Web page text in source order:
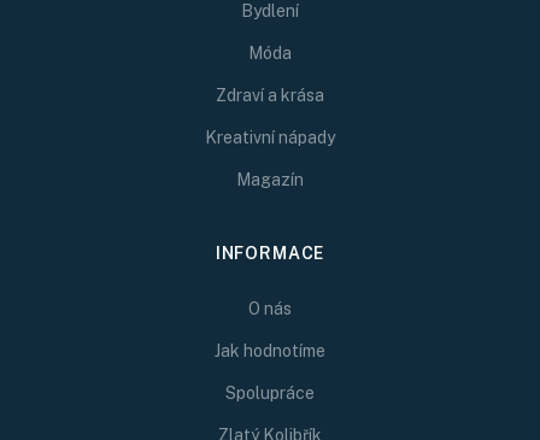
Bydlení
Móda
Zdraví a krása
Kreativní nápady
Magazín
INFORMACE
O nás
Jak hodnotíme
Spolupráce
Zlatý Kolibřík